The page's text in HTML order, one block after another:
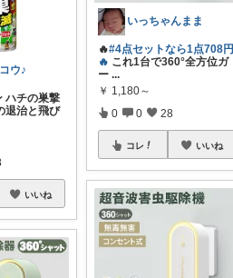
ウ♪
ハチの巣撃
退治と飛び
いいね
いっちゃんまま
🔥#4点セットなら1点708円
🔥 これ1台で360°全方位ガ
ー ...
￥ 1,180～
0 0 28
コレ いいね